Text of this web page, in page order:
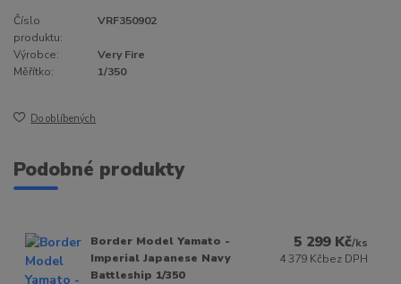
Číslo
produktu:
VRF350902
Výrobce:
Very Fire
Měřítko:
1/350
Do oblíbených
Podobné produkty
Border Model Yamato -
Imperial Japanese Navy
Battleship 1/350
5 299 Kč/ks
4 379 Kčbez DPH